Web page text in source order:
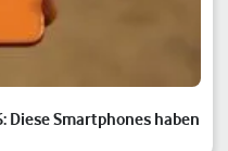
Diese Smartphones haben